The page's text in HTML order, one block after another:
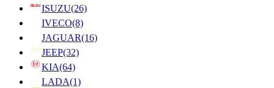
ISUZU(26)
IVECO(8)
JAGUAR(16)
JEEP(32)
KIA(64)
LADA(1)